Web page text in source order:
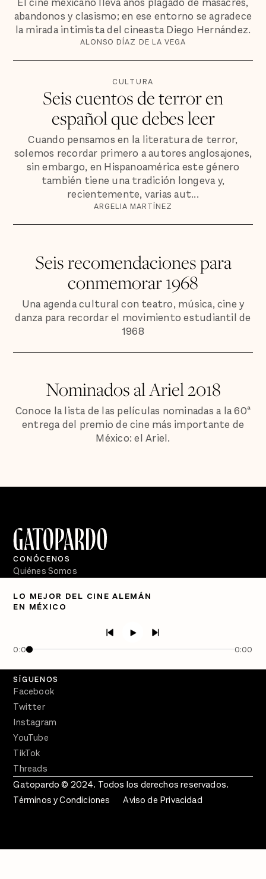
El cine mexicano lleva años plagado de masacres,
abandonos y clasismo; en ese entorno se agradece
la mirada intimista del cineasta Diego Hernández.
ALONSO DÍAZ DE LA VEGA
CULTURA
Seis cuentos de terror en
español que debes leer
Cuando pensamos en la literatura de terror,
solemos recordar primero a autores anglosajones,
sin embargo, en Hispanoamérica este género
también tiene una tradición longeva y,
recientemente, varias aut...
ARGELIA MARTÍNEZ
Seis recomendaciones para
conmemorar 1968
Una agenda cultural con teatro, música, cine y
danza para recordar el movimiento estudiantil de
1968
Nominados al Ariel 2018
Conoce la lista de las películas nominadas a la 60ª
entrega del premio de cine más importante de
México: el Ariel.
LO MEJOR DEL CINE ALEMÁN
EN MÉXICO
0:00 0:00
CONÓCENOS
Quiénes Somos
PÓDCASTS
Crecer en Distopía
SÍGUENOS
Facebook
Twitter
Instagram
YouTube
TikTok
Threads
Gatopardo © 2024. Todos los derechos reservados.
Términos y Condiciones
Aviso de Privacidad